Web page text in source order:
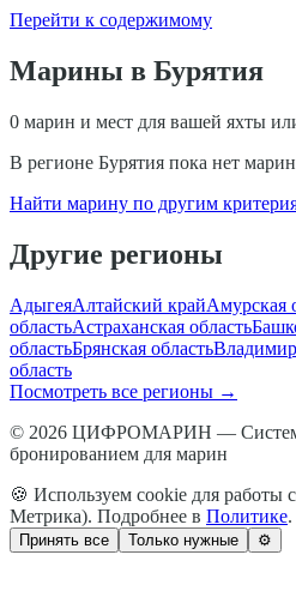
Перейти к содержимому
Марины в Бурятия
0 марин и мест для вашей яхты
В регионе Бурятия пока нет
Найти марину по другим
Другие регионы
АдыгеяАлтайский крайАмурская
областьАстраханская область
областьБрянская область
область
Посмотреть все регионы →
© 2026 ЦИФРОМАРИН —
бронированием для марин
🍪 Используем cookie для работы
Метрика). Подробнее в Политике.
Принять все Только нужные ⚙